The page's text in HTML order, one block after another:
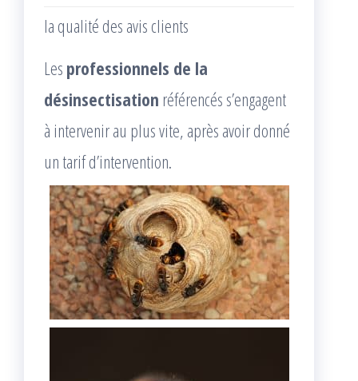
la qualité des avis clients
Les professionnels de la
désinsectisation référencés s’engagent
à intervenir au plus vite, après avoir donné
un tarif d’intervention.